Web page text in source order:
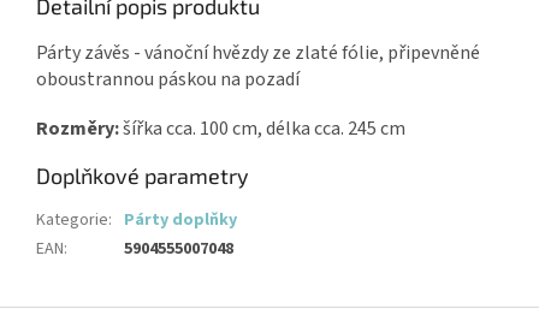
Detailní popis produktu
Párty závěs - vánoční hvězdy ze zlaté fólie, připevněné
oboustrannou páskou na pozadí
Rozměry:šířka cca. 100 cm, délka cca. 245 cm
Doplňkové parametry
Kategorie: Párty doplňky
EAN: 5904555007048